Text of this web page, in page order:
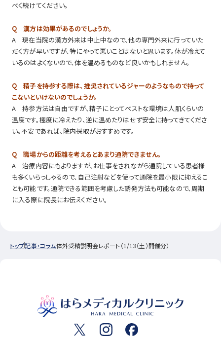
べく続けてください。
Q 漢方は効果があるのでしょうか。
A 現在当院の漢方外来は中止中なので、他の専門外来に行っていた
だく方が早いですが、特にやって悪いことはないと思います。体が冷えて
いるのはよくないので、体を温めるものなど良いかもしれません。
Q 精子を持参する際は、推奨されているジャーのようなもので持って
こないといけないのでしょうか。
A 持参方法は自由ですが、精子にとってベストな環境は人肌くらいの
温度です。極度に冷えたり、逆に温めたりはせず安全に持ってきてくださ
い。不安であれば、院内採取がおすすめです。
Q 職場からの距離を考えるとあまり通院できません。
A 治療内容にもよりますが、お仕事をされながら通院している患者様
も多くいらっしゃるので、自己注射などを使って通院を最小限に抑えるこ
とも可能です。通院できる範囲を考慮した誘発方法も可能なので、周期
に入る際に院長にお伝えください。
トップ記事・コラム体外受精説明会レポート（1/13（土）開催分）